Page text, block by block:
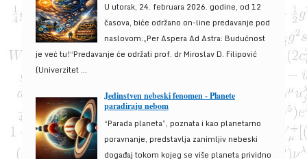
U utorak, 24. februara 2026. godine, od 12
časova, biće održano on-line predavanje pod
naslovom:„Per Aspera Ad Astra: Budućnost
je već tu!“Predavanje će održati prof. dr Miroslav D. Filipović
(Univerzitet ...
Jedinstven nebeski fenomen - Planete
paradiraju nebom
“Parada planeta”, poznata i kao planetarno
poravnanje, predstavlja zanimljiv nebeski
događaj tokom kojeg se više planeta prividno